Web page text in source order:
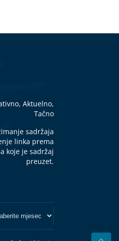
Aktuelno,
Tačno
sadržaja
linka prema
koje je sadržaj
preuzet.